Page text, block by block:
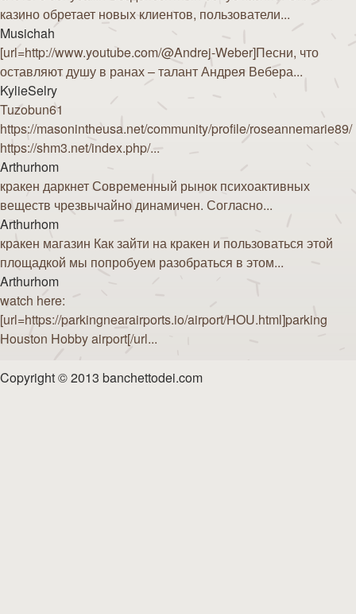
казино обретает новых клиентов, пользователи...
Musichah
[url=http://www.youtube.com/@Andrej-Weber]Песни, что
оставляют душу в ранах – талант Андрея Вебера...
KylieSelry
Tuzobun61
https://masonintheusa.net/community/profile/roseannemarie89/
https://shm3.net/index.php/...
Arthurhom
кракен даркнет Современный рынок психоактивных
веществ чрезвычайно динамичен. Согласно...
Arthurhom
кракен магазин Как зайти на кракен и пользоваться этой
площадкой мы попробуем разобраться в этом...
Arthurhom
watch here:
[url=https://parkingnearairports.io/airport/HOU.html]parking
Houston Hobby airport[/url...
Copyright © 2013 banchettodei.com